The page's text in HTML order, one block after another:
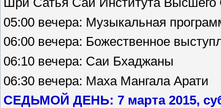
05:00 вечера: Музыкальная
06:00 вечера: Божественное
06:10 вечера: Саи Бхаджаны
06:30 вечера: Маха Мангала Арати
СЕДЬМОЙ ДЕНЬ: 7 марта 2015,